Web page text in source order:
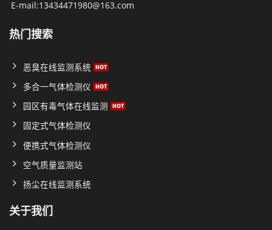
E-mail:13434471980@163.com
热门搜索
恶臭在线监测系统
多合一气体检测仪
园区有毒气体在线监测
固定式气体检测仪
便携式气体检测仪
空气质量监测站
扬尘在线监测系统
关于我们